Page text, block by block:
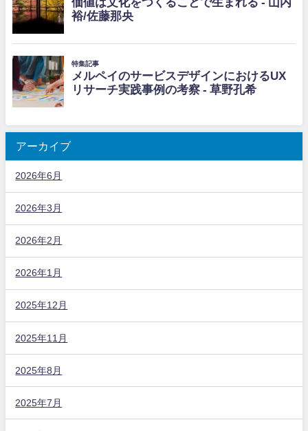
アーカイブ
2026年6月
2026年3月
2026年2月
2026年1月
2025年12月
2025年11月
2025年8月
2025年7月